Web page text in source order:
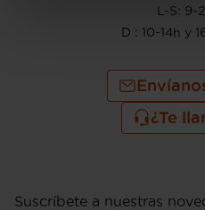
L-S: 9-
D : 10-14h y
¿Te
Suscríbete a nuestras